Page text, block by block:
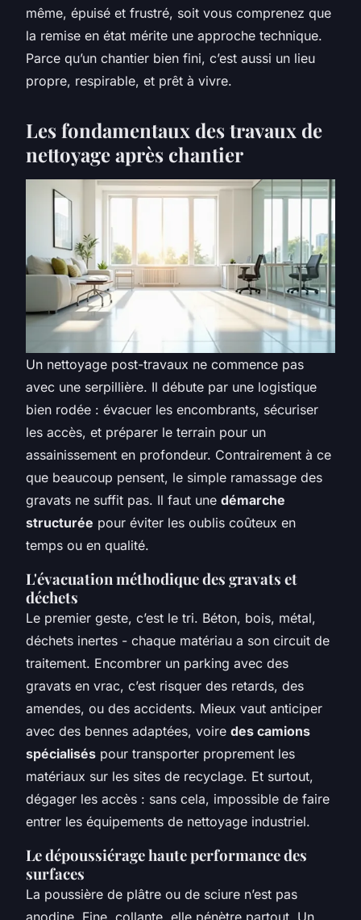
même, épuisé et frustré, soit vous comprenez que
la remise en état mérite une approche technique.
Parce qu’un chantier bien fini, c’est aussi un lieu
propre, respirable, et prêt à vivre.
Les fondamentaux des travaux de
nettoyage après chantier
Un nettoyage post-travaux ne commence pas
avec une serpillière. Il débute par une logistique
bien rodée : évacuer les encombrants, sécuriser
les accès, et préparer le terrain pour un
assainissement en profondeur. Contrairement à ce
que beaucoup pensent, le simple ramassage des
gravats ne suffit pas. Il faut une démarche
structurée pour éviter les oublis coûteux en
temps ou en qualité.
L'évacuation méthodique des gravats et
déchets
Le premier geste, c’est le tri. Béton, bois, métal,
déchets inertes - chaque matériau a son circuit de
traitement. Encombrer un parking avec des
gravats en vrac, c’est risquer des retards, des
amendes, ou des accidents. Mieux vaut anticiper
avec des bennes adaptées, voire des camions
spécialisés pour transporter proprement les
matériaux sur les sites de recyclage. Et surtout,
dégager les accès : sans cela, impossible de faire
entrer les équipements de nettoyage industriel.
Le dépoussiérage haute performance des
surfaces
La poussière de plâtre ou de sciure n’est pas